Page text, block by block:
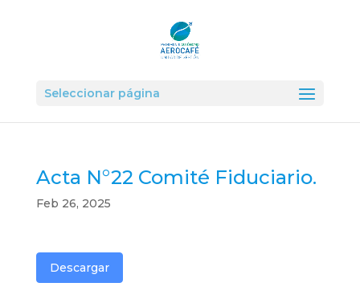
Seleccionar página
Acta N°22 Comité Fiduciario.
Feb 26, 2025
Descargar